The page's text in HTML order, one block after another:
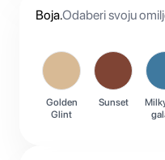
Boja.Odaberi svoju
Golden
Glint
Sunset